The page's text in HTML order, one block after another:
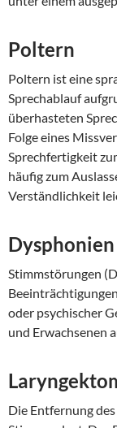
Poltern
Poltern ist eine
Sprechablauf
überhasteten
Folge eines
Sprechfertigkeit
häufig zum
Verständlichkeit
Stimmstörungen
oder psychischer
und Erwachsenen
Die Entfernung